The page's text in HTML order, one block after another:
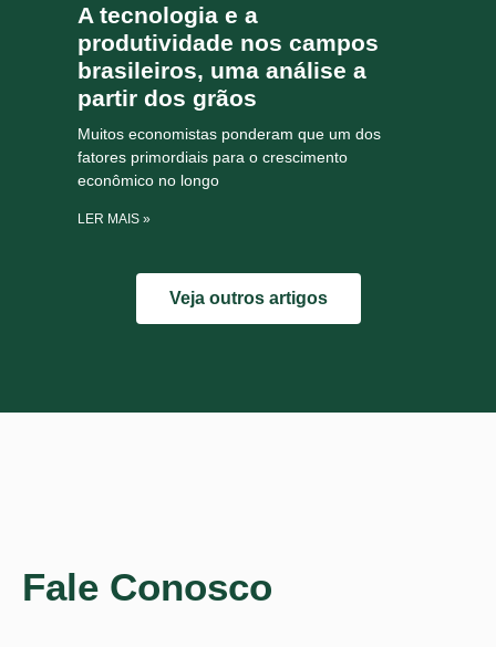
A tecnologia e a
produtividade nos campos
brasileiros, uma análise a
partir dos grãos
Muitos economistas ponderam que um dos
fatores primordiais para o crescimento
econômico no longo
LER MAIS »
Veja outros artigos
Fale Conosco